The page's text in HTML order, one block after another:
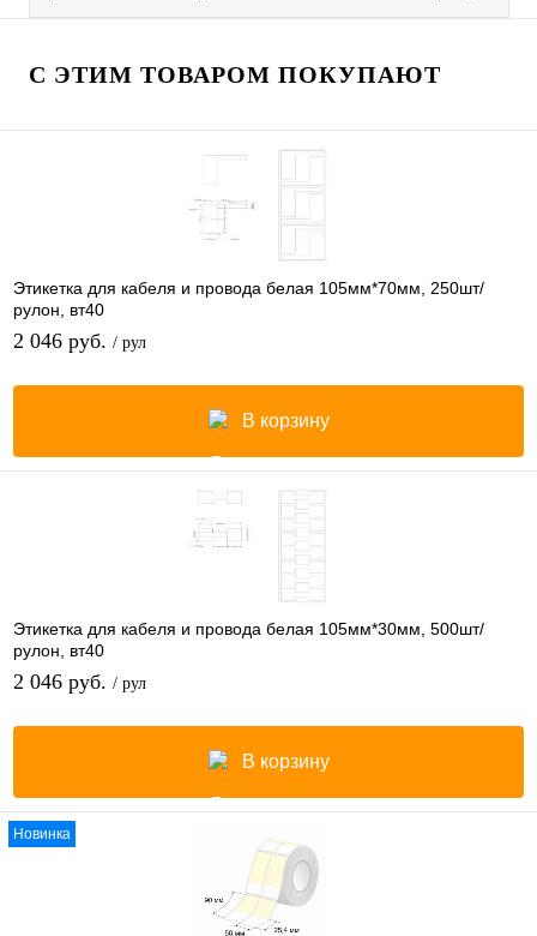
С ЭТИМ ТОВАРОМ ПОКУПАЮТ
Этикетка для кабеля и провода белая 105мм*70мм, 250шт/
рулон, вт40
2 046 руб. / рул
В корзину
Этикетка для кабеля и провода белая 105мм*30мм, 500шт/
рулон, вт40
2 046 руб. / рул
В корзину
Новинка